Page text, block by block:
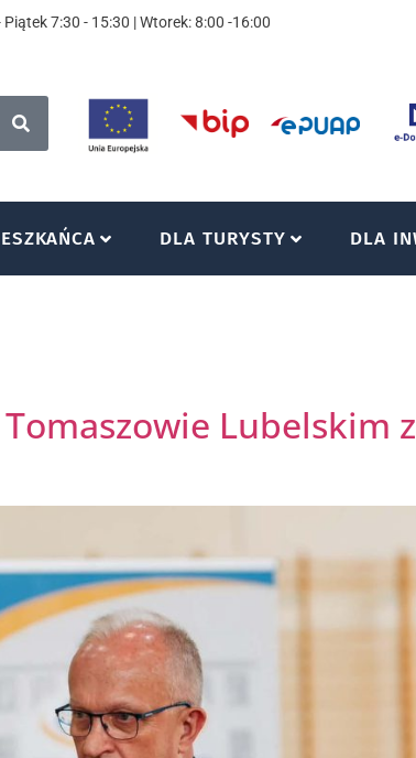
7:30 - 15:30 | Wtorek: 8:00 -16:00
DLA TURYSTY DLA
Lubelskim